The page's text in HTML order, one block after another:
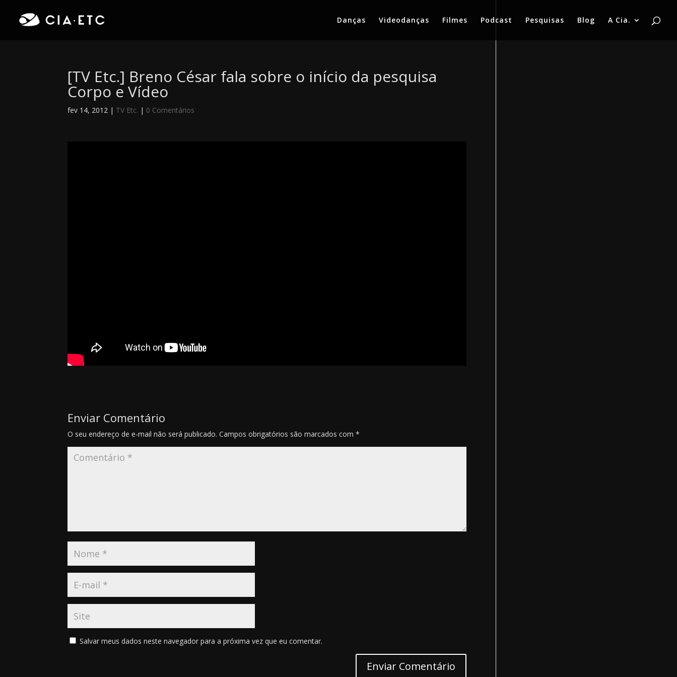
Danças Videodanças Filmes Podcast Pesquisas Blog A Cia.
[TV Etc.] Breno César fala sobre o início da pesquisa
Corpo e Vídeo
fev 14, 2012 | TV Etc. | 0 Comentários
Enviar Comentário
O seu endereço de e-mail não será publicado. Campos obrigatórios são marcados com*
Salvar meus dados neste navegador para a próxima vez que eu comentar.